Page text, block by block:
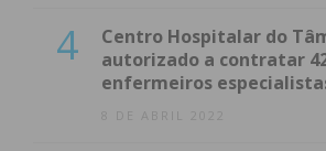
4
Centro Hospitalar do
autorizado a contratar
enfermeiros
8 DE ABRIL 2022